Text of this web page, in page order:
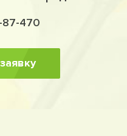
87-470